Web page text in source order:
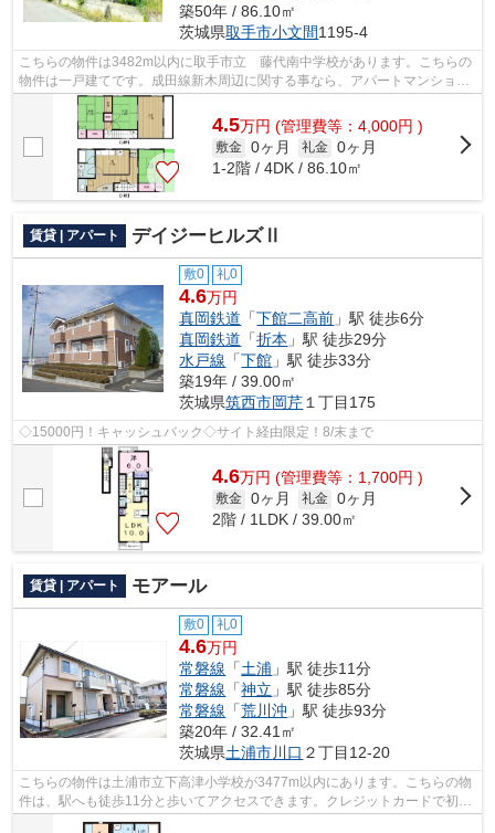
築50年 / 86.10㎡
茨城県取手市小文間1195-4
こちらの物件は3482m以内に取手市立 藤代南中学校があります。こちらの
物件は一戸建てです。成田線新木周辺に関する事なら、アパートマンション
館 取手店にお問い合わせ下さい。0297...
4.5万円 (管理費等：4,000円 )
敷金 0ヶ月 礼金 0ヶ月
1-2階 / 4DK / 86.10㎡
賃貸 | アパート デイジーヒルズⅡ
敷0 礼0
4.6万円
真岡鉄道 「下館二高前 」駅 徒歩6分
真岡鉄道 「折本 」駅 徒歩29分
水戸線 「下館 」駅 徒歩33分
築19年 / 39.00㎡
茨城県筑西市岡芹 １丁目175
◇15000円！キャッシュバック◇サイト経由限定！8/末まで
4.6万円 (管理費等：1,700円 )
敷金 0ヶ月 礼金 0ヶ月
2階 / 1LDK / 39.00㎡
賃貸 | アパート モアール
敷0 礼0
4.6万円
常磐線 「土浦 」駅 徒歩11分
常磐線 「神立 」駅 徒歩85分
常磐線 「荒川沖 」駅 徒歩93分
築20年 / 32.41㎡
茨城県土浦市川口 ２丁目12-20
こちらの物件は土浦市立下高津小学校が3477m以内にあります。こちらの物
件は、駅へも徒歩11分と歩いてアクセスできます。クレジットカードで初期
費用をお支払いいただける物件です。こ...